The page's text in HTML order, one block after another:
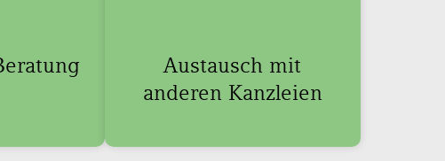
Austausch mit
anderen Kanzleien